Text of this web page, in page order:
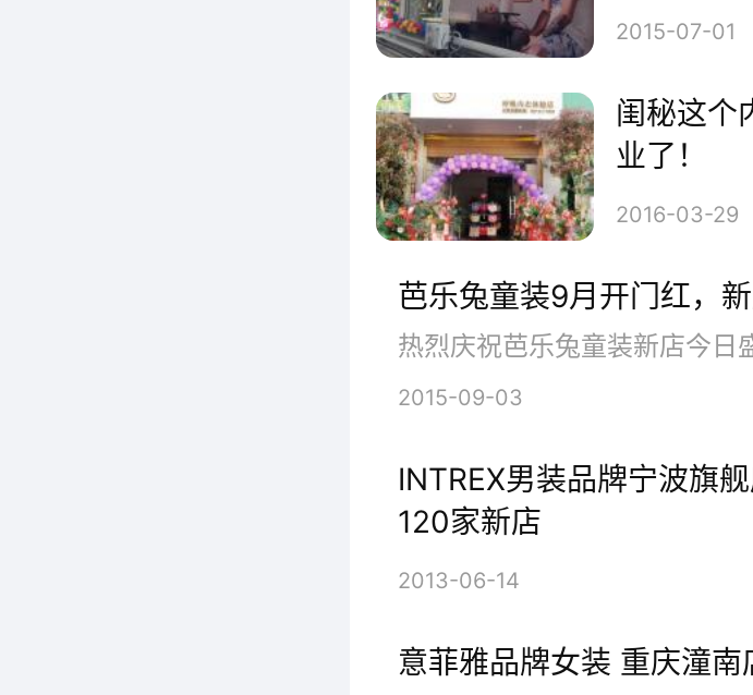
场，并把国内总部设立于深
的经营理念，按照现代东方
力把欧维打造成“中国高级
2015-07-01
闺秘这个
业了！
2016-03-29
芭乐兔童装9月开门红，新
2015-09-03
INTREX男装品牌宁波旗
120家新店
2013-06-14
意菲雅品牌女装 重庆潼南